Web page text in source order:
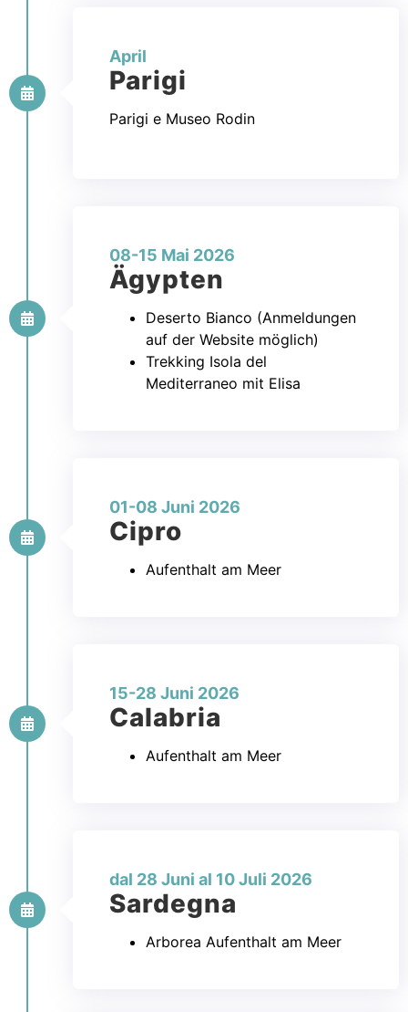
April
Parigi
Parigi e Museo Rodin
08-15 Mai 2026
Ägypten
Deserto Bianco (Anmeldungen
auf der Website möglich)
Trekking Isola del
Mediterraneo mit Elisa
01-08 Juni 2026
Cipro
Aufenthalt am Meer
15-28 Juni 2026
Calabria
Aufenthalt am Meer
dal 28 Juni al 10 Juli 2026
Sardegna
Arborea Aufenthalt am Meer